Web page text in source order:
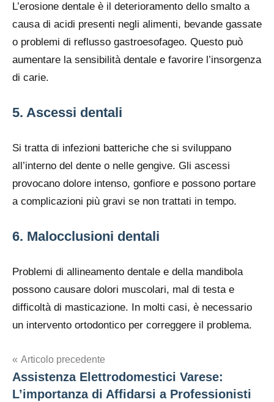
L’erosione dentale è il deterioramento dello smalto a
causa di acidi presenti negli alimenti, bevande gassate
o problemi di reflusso gastroesofageo. Questo può
aumentare la sensibilità dentale e favorire l’insorgenza
di carie.
5. Ascessi dentali
Si tratta di infezioni batteriche che si sviluppano
all’interno del dente o nelle gengive. Gli ascessi
provocano dolore intenso, gonfiore e possono portare
a complicazioni più gravi se non trattati in tempo.
6. Malocclusioni dentali
Problemi di allineamento dentale e della mandibola
possono causare dolori muscolari, mal di testa e
difficoltà di masticazione. In molti casi, è necessario
un intervento ortodontico per correggere il problema.
Navigazione
articoli
Articolo precedente
Assistenza Elettrodomestici Varese:
L’importanza di Affidarsi a Professionisti